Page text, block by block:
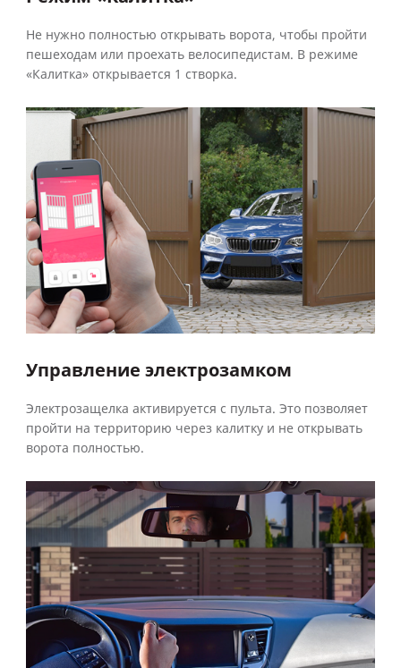
Не нужно полностью открывать ворота, чтобы пройти
пешеходам или проехать велосипедистам. В режиме
«Калитка» открывается 1 створка.
Управление электрозамком
Электрозащелка активируется с пульта. Это позволяет
пройти на территорию через калитку и не открывать
ворота полностью.